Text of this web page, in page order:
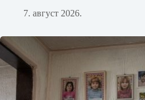
7. август 2026.